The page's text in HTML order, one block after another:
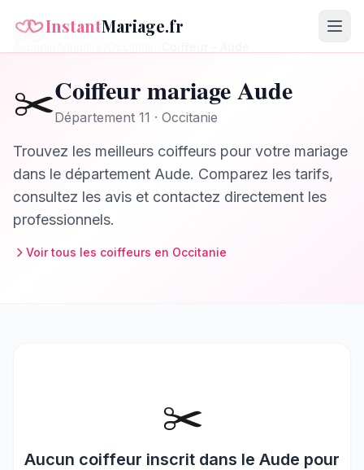
InstantMariage.fr
✂️CoiffeurmariageAude
Département 11 · Occitanie
Trouvez les meilleurs coiffeurs pour votre mariage
dans le département Aude. Comparez les tarifs,
consultez les avis et contactez directement les
professionnels.
Voir tous les coiffeurs en Occitanie
✂️
Aucun coiffeur inscrit dans le Aude pour